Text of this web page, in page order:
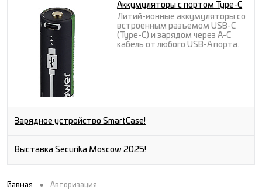
Аккумуляторы с портом Type-C
Литий-ионные аккумуляторы со
встроенным разъемом USB-C
(Type-C) и зарядом через A-C
кабель от любого USB-A порта.
Зарядное устройство SmartCase!
Выставка Securika Moscow 2025!
Главная • Авторизация